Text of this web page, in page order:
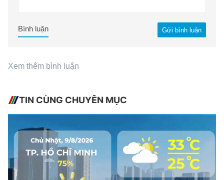
Gửi bình luận
Bình luận
Xem thêm bình luận
TIN CÙNG CHUYÊN MỤC